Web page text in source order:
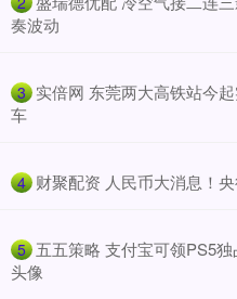
奏波动
3 实倍网 东莞两大高铁站今
车
4 财聚配资 人民币大消息！
5 五五策略 支付宝可领PS5
头像